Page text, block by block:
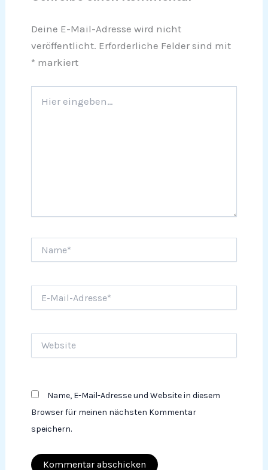
Deine E-Mail-Adresse wird nicht
veröffentlicht. Erforderliche Felder sind mit
* markiert
eingeben…
Mail-
Name, E-Mail-Adresse und Website in diesem
Browser für meinen nächsten Kommentar
speichern.